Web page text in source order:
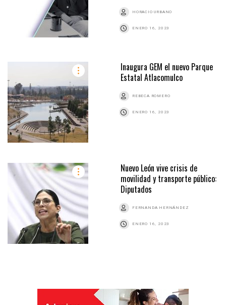
HORACIO URBANO
ENERO 16, 2023
Inaugura GEM el nuevo Parque
Estatal Atlacomulco
REBECA ROMERO
ENERO 16, 2023
Nuevo León vive crisis de
movilidad y transporte público:
Diputados
FERNANDA HERNÁNDEZ
ENERO 16, 2023